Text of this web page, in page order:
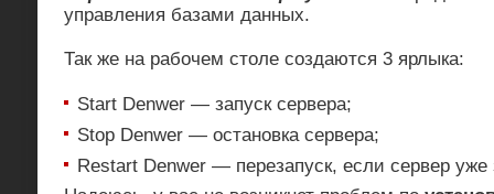
управления базами данных.
Так же на рабочем столе создаются 3 ярлыка:
Start Denwer — запуск сервера;
Stop Denwer — остановка сервера;
Restart Denwer — перезапуск, если сервер